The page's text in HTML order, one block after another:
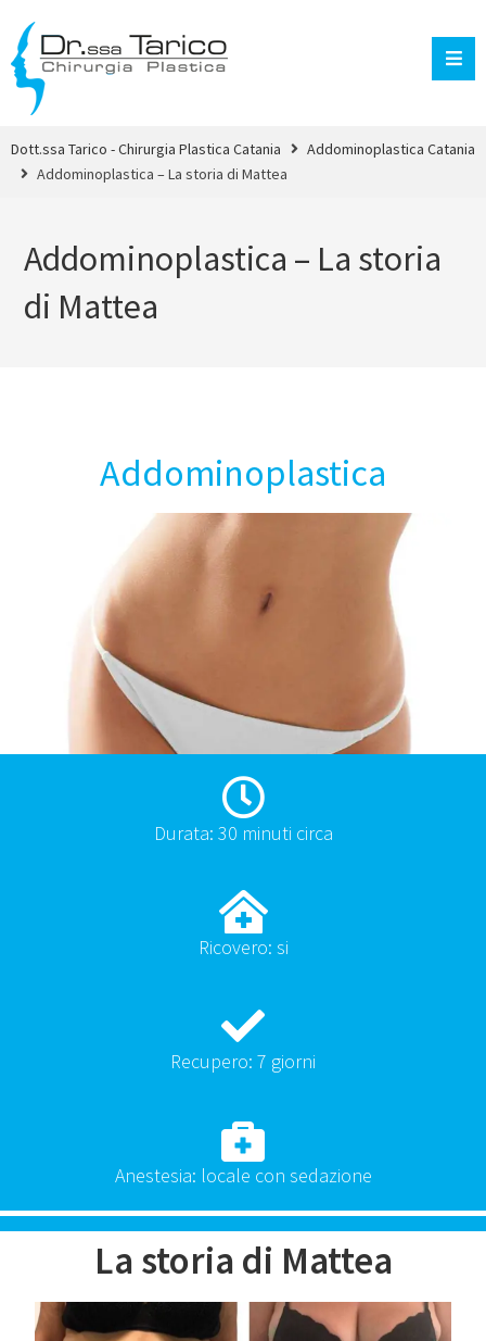
Dott.ssa Tarico - Chirurgia Plastica Catania
Addominoplastica Catania
Addominoplastica – La storia di Mattea
Addominoplastica – La storia
di Mattea
Addominoplastica
Durata: 30 minuti circa
Ricovero: si
Recupero: 7 giorni
Anestesia: locale con sedazione
La storia di Mattea